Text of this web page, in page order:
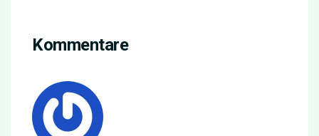
Kommentare